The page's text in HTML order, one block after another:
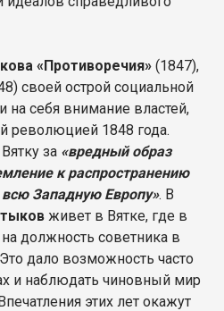
«Противоречия» (1847),
своей острой социальной
на себя внимание властей,
революцией 1848 года.
за «вредный образ
к распространению
Западную Европу». В
живет в Вятке, где в
должность советника в
дало возможность часто
и наблюдать чиновный мир
этих лет окажут